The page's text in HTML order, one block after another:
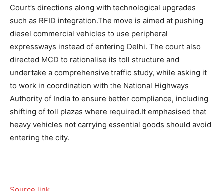
Court’s directions along with technological upgrades
such as RFID integration.The move is aimed at pushing
diesel commercial vehicles to use peripheral
expressways instead of entering Delhi. The court also
directed MCD to rationalise its toll structure and
undertake a comprehensive traffic study, while asking it
to work in coordination with the National Highways
Authority of India to ensure better compliance, including
shifting of toll plazas where required.It emphasised that
heavy vehicles not carrying essential goods should avoid
entering the city.
Source link